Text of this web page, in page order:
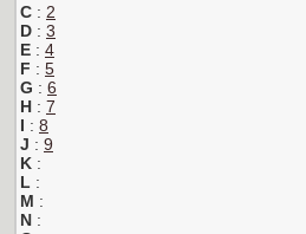
C : 2
D : 3
E : 4
F : 5
G : 6
H : 7
I : 8
J : 9
K :
L :
M :
N :